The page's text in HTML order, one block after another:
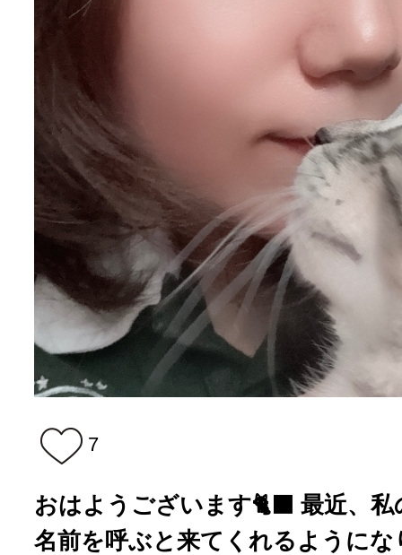
7
おはようございます🐈‍⬛ 最近、
名前を呼ぶと来てくれるようにな